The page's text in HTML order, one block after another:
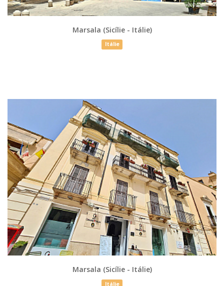
Marsala (Sicílie - Itálie)
Itálie
Marsala (Sicílie - Itálie)
Itálie